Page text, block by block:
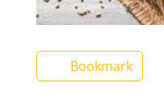
Bookmark